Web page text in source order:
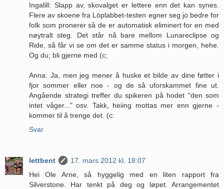
Ingalill: Slapp av, skovalget er lettere enn det kan synes.
Flere av skoene fra Löplabbet-testen egner seg jo bedre for
folk som pronerer så de er automatisk eliminert for en med
nøytralt steg. Det står nå bare mellom Lunareclipse og
Ride, så får vi se om det er samme status i morgen, hehe.
Og du; bli gjerne med (c;
Anna: Ja, men jeg mener å huske et bilde av dine føtter i
fjor sommer eller noe - og de så uforskammet fine ut.
Angående strategi treffer du spikeren på hodet "den som
intet våger..." osv. Takk, heiing mottas mer enn gjerne -
kommer til å trenge det. (c:
Svar
lettbent
17. mars 2012 kl. 18:07
Hei Ole Arne, så hyggelig med en liten rapport fra
Silverstone. Har tenkt på deg og løpet. Arrangementet